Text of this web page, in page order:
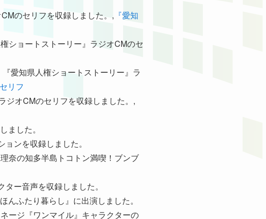
のセリフを収録しました。, 『愛知
ショートストーリー』ラジオCMのセ
愛知県人権ショートストーリー』ラ
リフ
ジオCMのセリフを収録しました。,
ました。
ンを収録しました。
奈の知多半島トコトン満喫！ブンブ
ー音声を収録しました。
ふたり暮らし』に出演しました。
ージ『ワンマイル』キャラクターの